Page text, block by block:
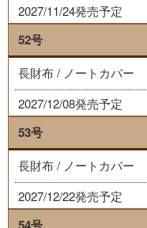
2027/11/24発売予定
52号
長財布 / ノートカバー
2027/12/08発売予定
53号
長財布 / ノートカバー
2027/12/22発売予定